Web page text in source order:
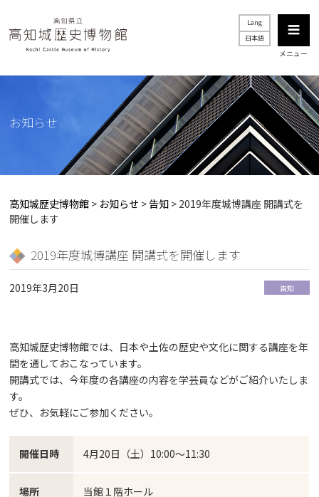
Lang
日本語
メニュー
お知らせ
高知城歴史博物館 > お知らせ > 告知 > 2019年度城博講座 開講式を
開催します
2019年度城博講座 開講式を開催します
2019年3月20日 告知
高知城歴史博物館では、日本や土佐の歴史や文化に関する講座を年
間を通しておこなっています。
開講式では、今年度の各講座の内容を学芸員などがご紹介いたしま
す。
ぜひ、お気軽にご参加ください。
開催日時 4月20日（土）10:00～11:30
場所 当館１階ホール